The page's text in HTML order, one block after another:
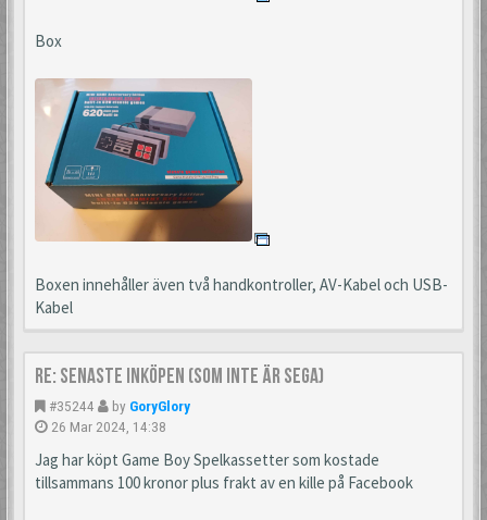
Box
Boxen innehåller även två handkontroller, AV-Kabel och USB-
Kabel
Re: Senaste inköpen (som inte är Sega)
#35244 by GoryGlory
26 Mar 2024, 14:38
Jag har köpt Game Boy Spelkassetter som kostade
tillsammans 100 kronor plus frakt av en kille på Facebook